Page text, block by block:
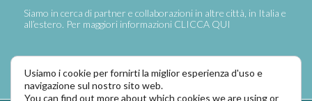
Siamo in cerca di partner e collaborazioni in altre città, in Italia e
all’estero. Per maggiori informazioni CLICCA QUI
Usiamo i cookie per fornirti la miglior esperienza d'uso e
navigazione sul nostro sito web.
You can find out more about which cookies we are using or